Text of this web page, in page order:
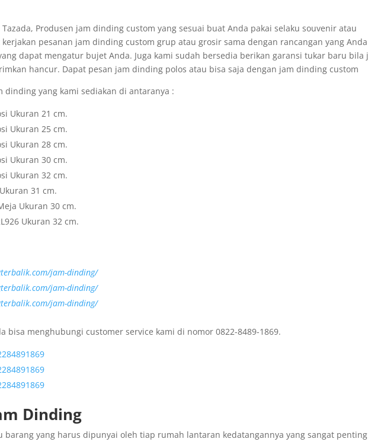
Produsen jam dinding custom yang sesuai buat Anda pakai selaku souvenir atau
pesanan jam dinding custom grup atau grosir sama dengan rancangan yang Anda
dapat mengatur bujet Anda. Juga kami sudah bersedia berikan garansi tukar baru bila
hancur. Dapat pesan jam dinding polos atau bisa saja dengan jam dinding custom
dinding yang kami sediakan di antaranya :
Ukuran 21 cm.
Ukuran 25 cm.
Ukuran 28 cm.
Ukuran 30 cm.
Ukuran 32 cm.
31 cm.
Ukuran 30 cm.
Ukuran 32 cm.
jam-dinding/
jam-dinding/
jam-dinding/
bisa menghubungi customer service kami di nomor 0822-8489-1869.
Dinding
barang yang harus dipunyai oleh tiap rumah lantaran kedatangannya yang sangat penting